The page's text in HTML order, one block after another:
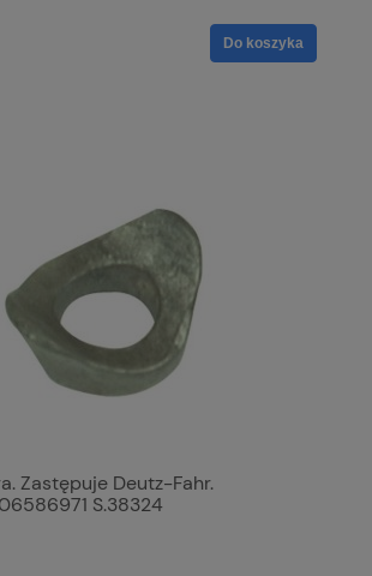
Do koszyka
Zastępuje Deutz-Fahr.
S.38324